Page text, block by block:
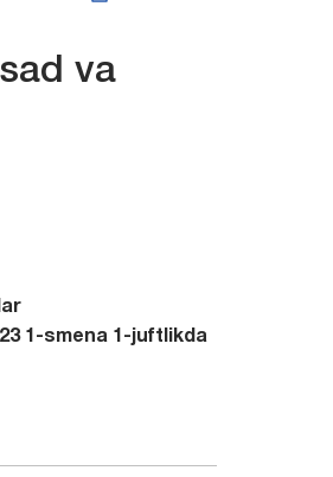
va
1-smena 1-juftlikda